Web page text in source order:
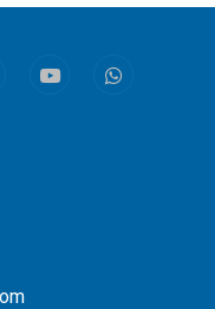
post:
YoutubeWhatsapp